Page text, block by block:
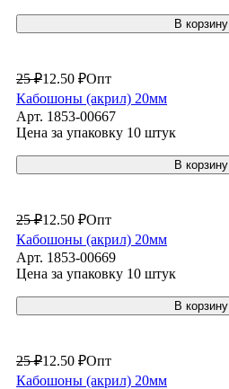
В корзину
25 ₽12.50 ₽Опт
Кабошоны (акрил) 20мм
Арт. 1853-00667
Цена за упаковку 10 штук
В корзину
25 ₽12.50 ₽Опт
Кабошоны (акрил) 20мм
Арт. 1853-00669
Цена за упаковку 10 штук
В корзину
25 ₽12.50 ₽Опт
Кабошоны (акрил) 20мм